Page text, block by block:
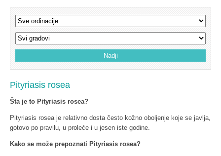
Pityriasis rosea
Šta je to Pityriasis rosea?
Pityriasis rosea je relativno dosta često kožno oboljenje koje se javlja,
gotovo po pravilu, u proleće i u jesen iste godine.
Kako se može prepoznati Pityriasis rosea?